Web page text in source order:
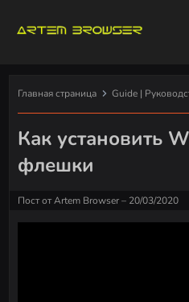
Главная страница Guide |
Как установить
флешки
Пост отArtem Browser 20/03/2020